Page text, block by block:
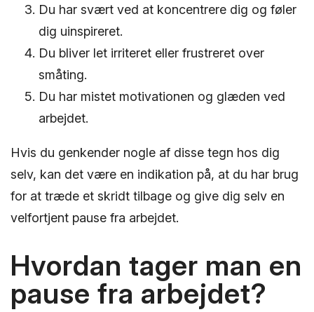
Du har svært ved at koncentrere dig og føler
dig uinspireret.
Du bliver let irriteret eller frustreret over
småting.
Du har mistet motivationen og glæden ved
arbejdet.
Hvis du genkender nogle af disse tegn hos dig
selv, kan det være en indikation på, at du har brug
for at træde et skridt tilbage og give dig selv en
velfortjent pause fra arbejdet.
Hvordan tager man en
pause fra arbejdet?